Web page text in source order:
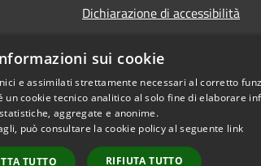
Dichiarazione di accessibilità
sui cookie
e assimilati strettamente necessari al corretto
un cookie tecnico analitico al solo fine di elaborare
statistiche, aggregate e anonime.
può consultare la cookie policy al seguente link
TUTTO RIFIUTA TUTTO